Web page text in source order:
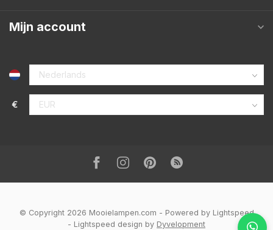
Mijn account
€
© Copyright 2026 Mooielampen.com - Powered by Lightspeed
- Lightspeed design by Dyvelopment